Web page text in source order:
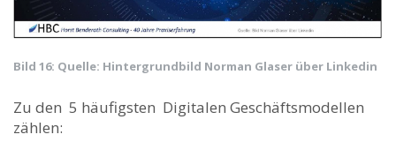
Bild 16: Quelle: Hintergrundbild Norman Glaser über Linkedin
Zu den 5 häufigsten Digitalen Geschäftsmodellen
zählen: